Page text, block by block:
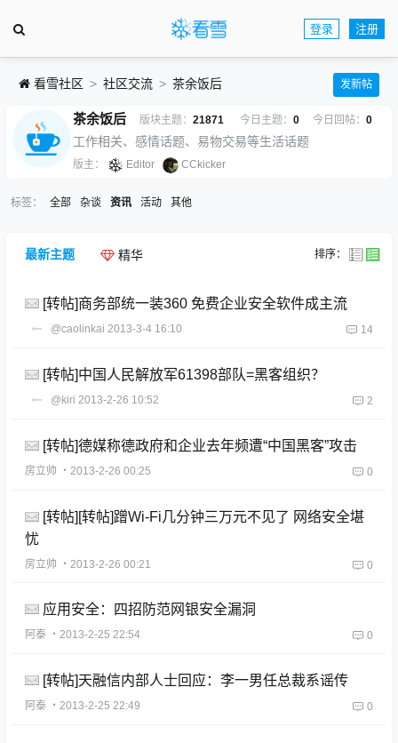
登录 注册
看雪社区 社区交流 茶余饭后 发新帖
茶余饭后 版块主题： 21871 今日主题： 0 今日回帖： 0
工作相关、感情话题、易物交易等生活话题
版主： Editor CCkicker
标签： 全部 杂谈 资讯 活动 其他
最新主题 精华 排序：
[转帖]商务部统一装360 免费企业安全软件成主流
@caolinkai 2013-3-4 16:10 14
[转帖]中国人民解放军61398部队=黑客组织？
@kiri 2013-2-26 10:52 2
[转帖]德媒称德政府和企业去年频遭“中国黑客”攻击
房立帅 ・2013-2-26 00:25 0
[转帖][转帖]蹭Wi-Fi几分钟三万元不见了 网络安全堪
忧
房立帅 ・2013-2-26 00:21 0
应用安全：四招防范网银安全漏洞
阿泰 ・2013-2-25 22:54 0
[转帖]天融信内部人士回应：李一男任总裁系谣传
阿泰 ・2013-2-25 22:49 0